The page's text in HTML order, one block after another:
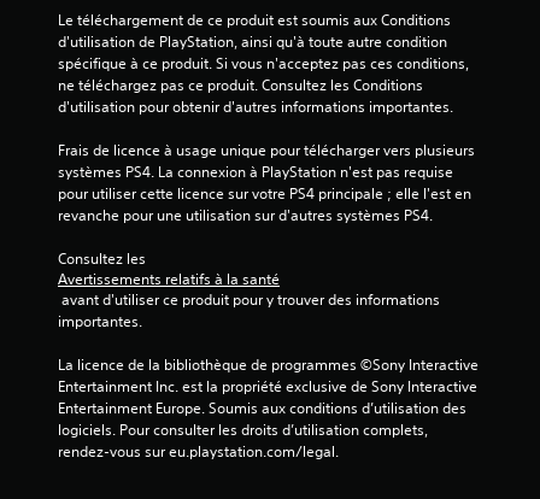
v
i
s
)
Le téléchargement de ce produit est soumis aux Conditions
d'utilisation de PlayStation, ainsi qu'à toute autre condition
spécifique à ce produit. Si vous n'acceptez pas ces conditions,
ne téléchargez pas ce produit. Consultez les Conditions
d'utilisation pour obtenir d'autres informations importantes.
Frais de licence à usage unique pour télécharger vers plusieurs
systèmes PS4. La connexion à PlayStation n'est pas requise
pour utiliser cette licence sur votre PS4 principale ; elle l'est en
revanche pour une utilisation sur d'autres systèmes PS4.
Consultez les
Avertissements relatifs à la santé
importantes.
La licence de la bibliothèque de programmes ©Sony Interactive
Entertainment Inc. est la propriété exclusive de Sony Interactive
Entertainment Europe. Soumis aux conditions d’utilisation des
logiciels. Pour consulter les droits d’utilisation complets,
rendez-vous sur eu.playstation.com/legal.